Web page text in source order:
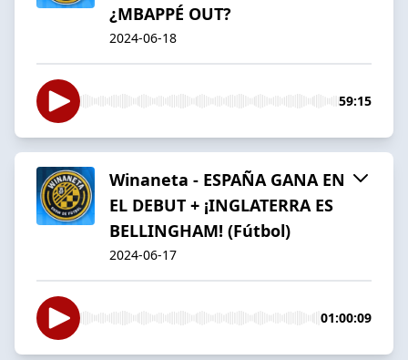
¿MBAPPÉ OUT?
2024-06-18
59:15
Winaneta - ESPAÑA GANA EN
EL DEBUT + ¡INGLATERRA ES
BELLINGHAM! (Fútbol)
2024-06-17
01:00:09